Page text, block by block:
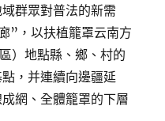
群眾對普法的新需
”，以扶植籠罩云南方
）地點縣、鄉、村的
，并連續向邊疆延
網、全體籠罩的下層